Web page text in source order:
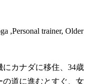
,Personal trainer, Older
にカナダに移住、34歳
道に進むとすぐ、女